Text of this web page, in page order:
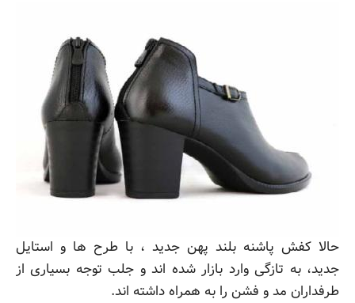
حالا کفش پاشنه بلند پهن جدید ، با طرح ها و استایل
جدید، به تازگی وارد بازار شده اند و جلب توجه بسیاری از
طرفداران مد و فشن را به همراه داشته اند.